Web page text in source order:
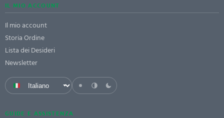
IL MIO ACCOUNT
Il mio account
Storia Ordine
Lista dei Desideri
Newsletter
GUIDE E ASSISTENZA